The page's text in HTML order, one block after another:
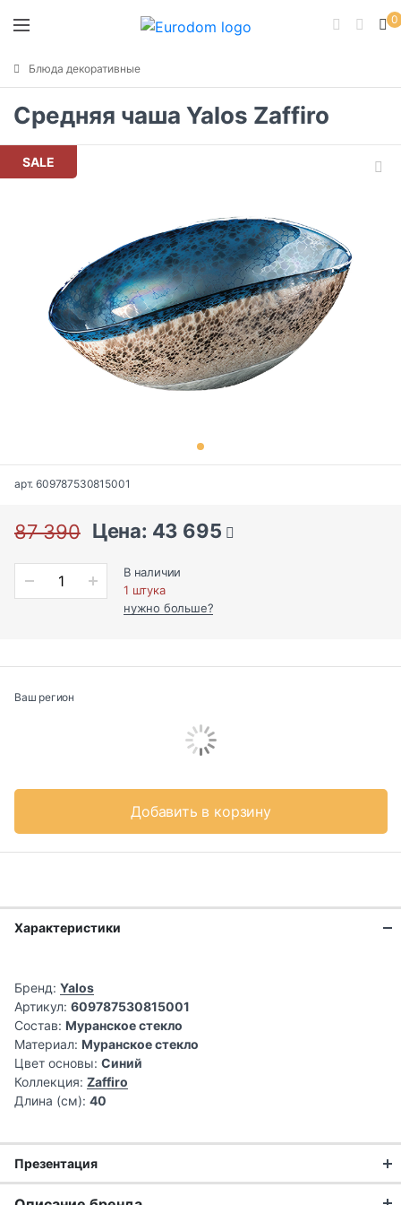
0
Блюда декоративные
Средняя чаша Yalos Zaffiro
SALE
арт. 609787530815001
87 390 Цена: 43 695
В наличии
1 штука
нужно больше?
Ваш регион
Добавить в корзину
Характеристики
Бренд: Yalos
Артикул: 609787530815001
Состав: Муранское стекло
Материал: Муранское стекло
Цвет основы: Синий
Коллекция: Zaffiro
Длина (см): 40
Презентация